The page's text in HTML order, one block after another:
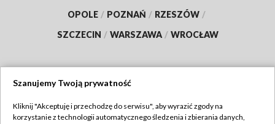
OPOLE / POZNAŃ / RZESZÓW /
SZCZECIN / WARSZAWA / WROCŁAW
TVP
Szanujemy Twoją prywatność
Kliknij "Akceptuję i przechodzę do serwisu", aby wyrazić zgody na
korzystanie z technologii automatycznego śledzenia i zbierania danych,